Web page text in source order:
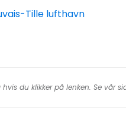
Tille lufthavn
du klikker på lenken. Se vår